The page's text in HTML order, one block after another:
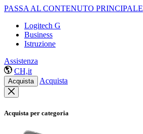
PASSA AL CONTENUTO PRINCIPALE
Logitech G
Business
Istruzione
Assistenza
CH,it
Acquista Acquista
Acquista per categoria